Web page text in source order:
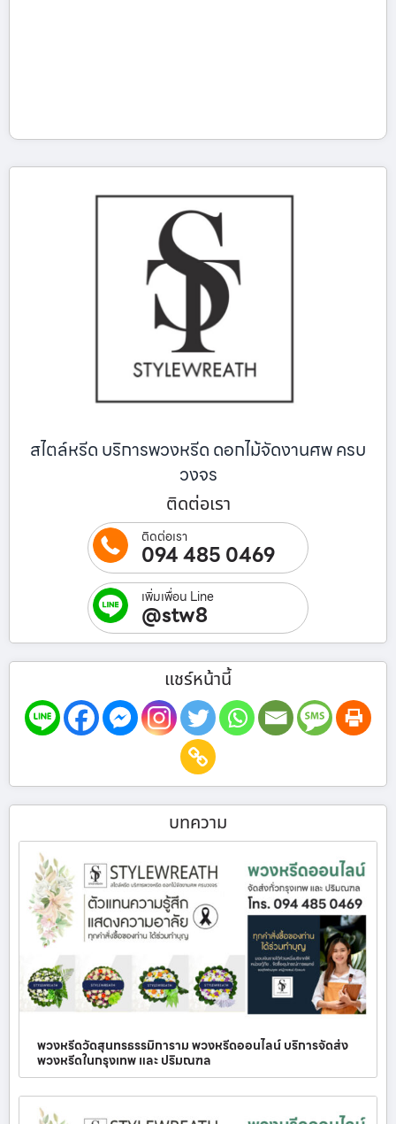
สไตล์หรีด บริการพวงหรีด ดอกไม้จัดงานศพ ครบ
วงจร
ติดต่อเรา
ติดต่อเรา
094 485 0469
เพิ่มเพื่อน Line
@stw8
แชร์หน้านี้
บทความ
พวงหรีดวัดสุนทรธรรมิการาม พวงหรีดออนไลน์ บริการจัดส่ง
พวงหรีดในกรุงเทพ และ ปริมณฑล